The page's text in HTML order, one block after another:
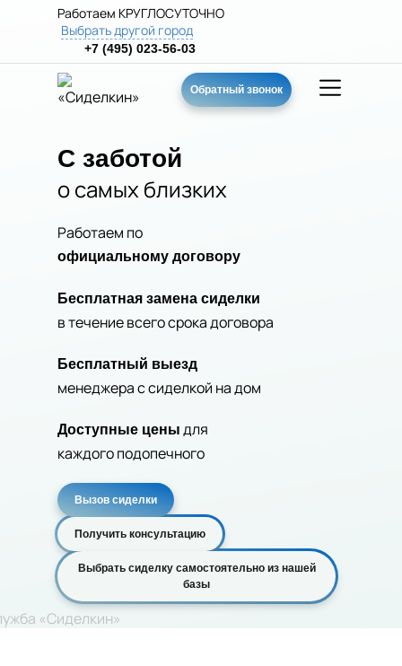
Работаем КРУГЛОСУТОЧНО
Выбрать другой город
+7 (495) 023-56-03
Обратный звонок
С заботой
о самых близких
Работаем по
официальному договору
Бесплатная замена сиделки
в течение всего срока договора
Бесплатный выезд
менеджера с сиделкой на дом
Доступные цены для
каждого подопечного
Вызов сиделки
Получить консультацию
Выбрать сиделку самостоятельно из нашей
базы